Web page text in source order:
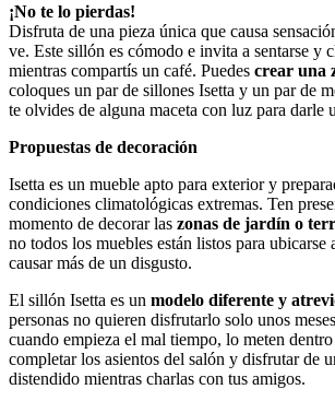
¡No te lo pierdas!
Disfruta de una pieza única que causa
ve. Este sillón es cómodo e invita a sentarse y
mientras compartís un café. Puedes crear una
coloques un par de sillones Isetta y un par de
te olvides de alguna maceta con luz para darle
Propuestas de decoración
Isetta es un mueble apto para exterior y
condiciones climatológicas extremas. Ten
momento de decorar las zonas de jardín o
no todos los muebles están listos para ubicarse
causar más de un disgusto.
El sillón Isetta es un modelo diferente y
personas no quieren disfrutarlo solo unos
cuando empieza el mal tiempo, lo meten
completar los asientos del salón y disfrutar de
distendido mientras charlas con tus amigos.